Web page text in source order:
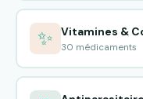
✨ Vitamines &
30 médicaments